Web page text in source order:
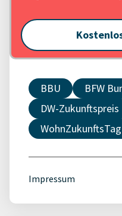
BBU
BFW
DW-Zukunftspreis
WohnZukunftsTag
Impressum